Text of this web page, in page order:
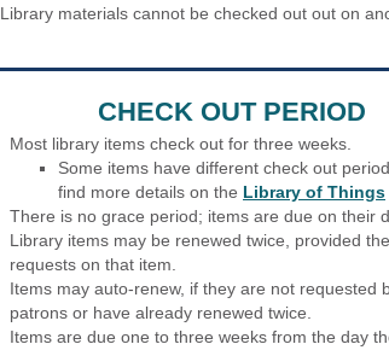
Library materials cannot be checked out out on
CHECK OUT PERIOD
Most library items check out for three weeks.
Some items have different check out
find more details on the Library of Things
There is no grace period; items are due on their
Library items may be renewed twice, provided
requests on that item.
Items may auto-renew, if they are not requested
patrons or have already renewed twice.
Items are due one to three weeks from the day